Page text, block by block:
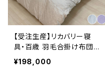
【受注生産】リカバリー寝
具・百歳 羽毛合掛け布団
S/SD/D プラウシオン®加工
¥198,000